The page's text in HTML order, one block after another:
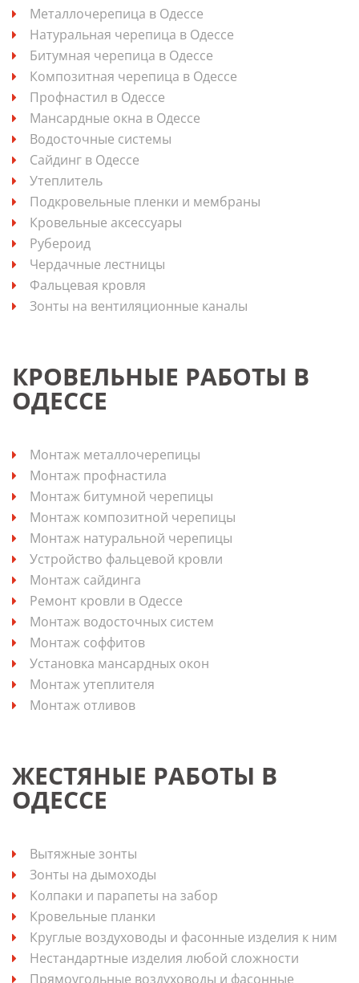
Металлочерепица в Одессе
Натуральная черепица в Одессе
Битумная черепица в Одессе
Композитная черепица в Одессе
Профнастил в Одессе
Мансардные окна в Одессе
Водосточные системы
Сайдинг в Одессе
Утеплитель
Подкровельные пленки и мембраны
Кровельные аксессуары
Рубероид
Чердачные лестницы
Фальцевая кровля
Зонты на вентиляционные каналы
КРОВЕЛЬНЫЕ РАБОТЫ В
ОДЕССЕ
Монтаж металлочерепицы
Монтаж профнастила
Монтаж битумной черепицы
Монтаж композитной черепицы
Монтаж натуральной черепицы
Устройство фальцевой кровли
Монтаж сайдинга
Ремонт кровли в Одессе
Монтаж водосточных систем
Монтаж соффитов
Установка мансардных окон
Монтаж утеплителя
Монтаж отливов
ЖЕСТЯНЫЕ РАБОТЫ В
ОДЕССЕ
Вытяжные зонты
Зонты на дымоходы
Колпаки и парапеты на забор
Кровельные планки
Круглые воздуховоды и фасонные изделия к ним
Нестандартные изделия любой сложности
Прямоугольные воздуховоды и фасонные